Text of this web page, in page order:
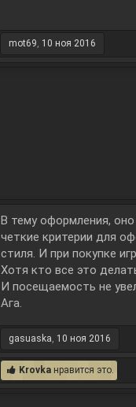
mot69, 10 ноя 2016
В тему оформления,
четкие критерии для
стиля. И при покупке
Хотя кто все это
И посещаемость не
Ага.
gasuaska, 10 ноя 2016
Krovka нравится это.